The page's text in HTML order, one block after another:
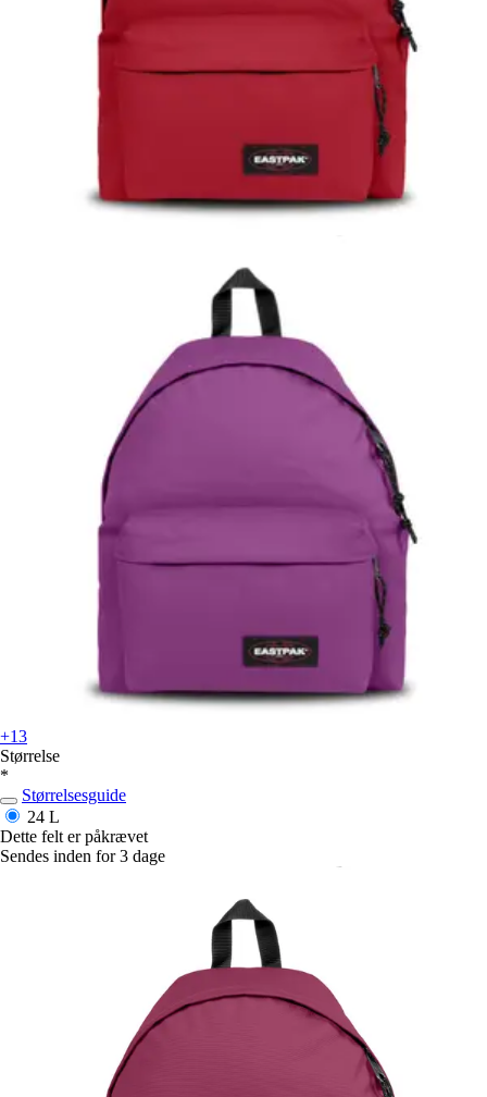
+13
Størrelse
*
Størrelsesguide
24 L
Dette felt er påkrævet
Sendes inden for 3 dage